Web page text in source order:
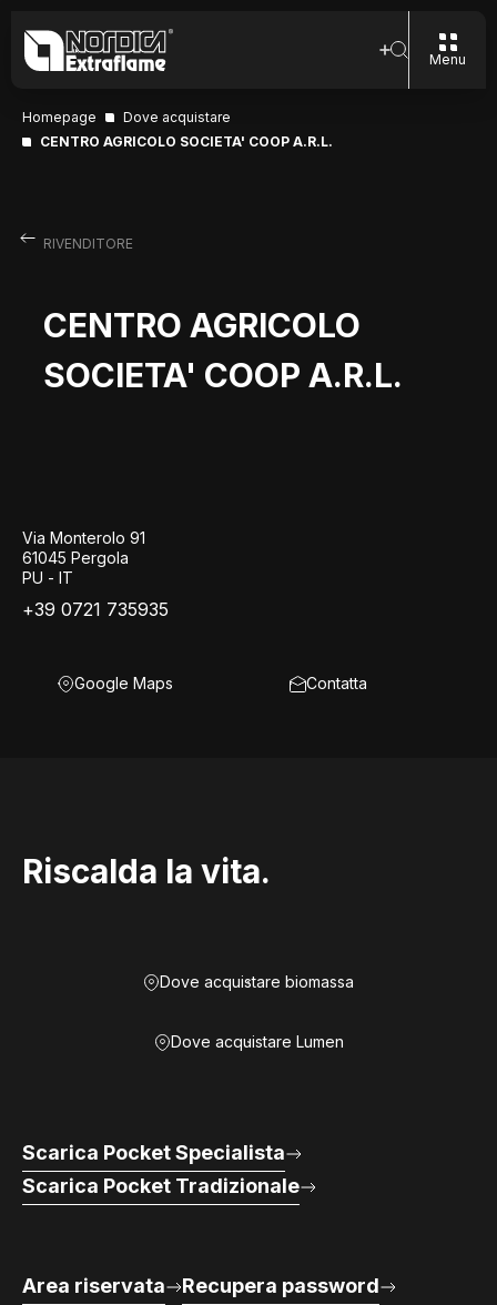
Menu
Homepage
Dove acquistare
CENTRO AGRICOLO SOCIETA' COOP A.R.L.
RIVENDITORE
CENTRO AGRICOLO
SOCIETA' COOP A.R.L.
Via Monterolo 91
61045 Pergola
PU - IT
+39 0721 735935
Google Maps Contatta
Riscalda la vita.
Dove acquistare biomassa
Dove acquistare Lumen
Scarica Pocket Specialista
Scarica Pocket Tradizionale
Area riservata Recupera password